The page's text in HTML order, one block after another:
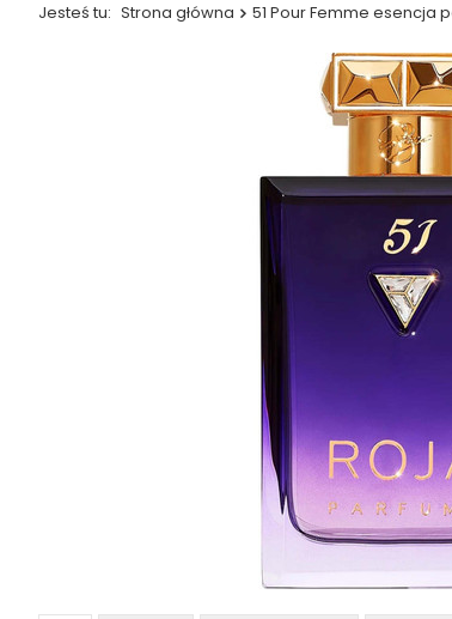
Jesteś tu: Strona główna 51 Pour Femme esencja